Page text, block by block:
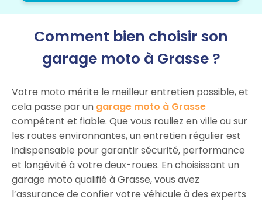
Comment bien choisir son
garage moto à Grasse ?
Votre moto mérite le meilleur entretien possible, et
cela passe par un garage moto à Grasse
compétent et fiable. Que vous rouliez en ville ou sur
les routes environnantes, un entretien régulier est
indispensable pour garantir sécurité, performance
et longévité à votre deux-roues. En choisissant un
garage moto qualifié à Grasse, vous avez
l’assurance de confier votre véhicule à des experts